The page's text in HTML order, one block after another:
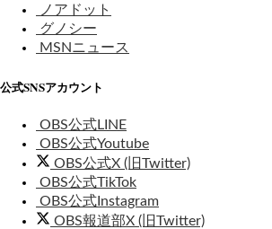
ノアドット
グノシー
MSNニュース
公式SNSアカウント
OBS公式LINE
OBS公式Youtube
OBS公式X (旧Twitter)
OBS公式TikTok
OBS公式Instagram
OBS報道部X (旧Twitter)